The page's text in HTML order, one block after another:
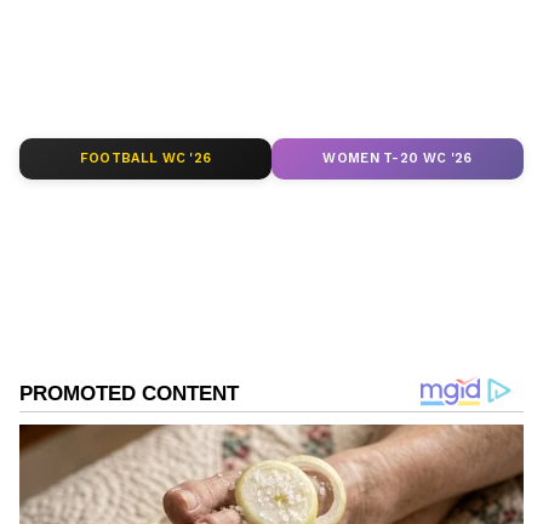
DOWNLOAD APP
FOOTBALL WC '26 WOMEN T-20 WC '26